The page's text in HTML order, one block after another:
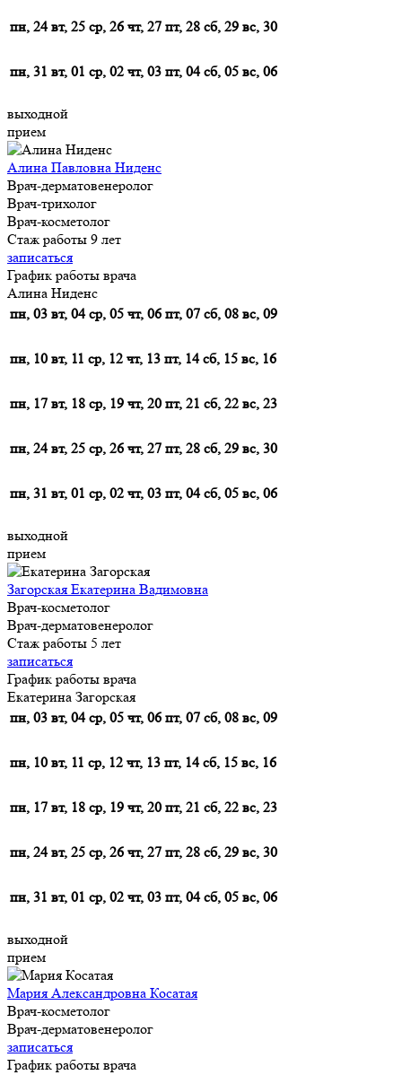
пн, 24 вт, 25 ср, 26 чт, 27 пт, 28 сб, 29 вс, 30
пн, 31 вт, 01 ср, 02 чт, 03 пт, 04 сб, 05 вс, 06
выходной
прием
Алина Павловна Ниденс
Врач-дерматовенеролог
Врач-трихолог
Врач-косметолог
Стаж работы 9 лет
записаться
График работы врача
Алина Ниденс
пн, 03 вт, 04 ср, 05 чт, 06 пт, 07 сб, 08 вс, 09
пн, 10 вт, 11 ср, 12 чт, 13 пт, 14 сб, 15 вс, 16
пн, 17 вт, 18 ср, 19 чт, 20 пт, 21 сб, 22 вс, 23
пн, 24 вт, 25 ср, 26 чт, 27 пт, 28 сб, 29 вс, 30
пн, 31 вт, 01 ср, 02 чт, 03 пт, 04 сб, 05 вс, 06
выходной
прием
Загорская Екатерина Вадимовна
Врач-косметолог
Врач-дерматовенеролог
Стаж работы 5 лет
записаться
График работы врача
Екатерина Загорская
пн, 03 вт, 04 ср, 05 чт, 06 пт, 07 сб, 08 вс, 09
пн, 10 вт, 11 ср, 12 чт, 13 пт, 14 сб, 15 вс, 16
пн, 17 вт, 18 ср, 19 чт, 20 пт, 21 сб, 22 вс, 23
пн, 24 вт, 25 ср, 26 чт, 27 пт, 28 сб, 29 вс, 30
пн, 31 вт, 01 ср, 02 чт, 03 пт, 04 сб, 05 вс, 06
выходной
прием
Мария Александровна Косатая
Врач-косметолог
Врач-дерматовенеролог
записаться
График работы врача